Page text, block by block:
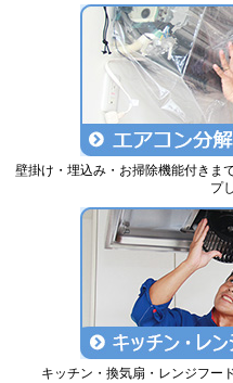
壁掛け・埋込み・お掃除機能付きま
プ
キッチン・換気扇・レンジフー